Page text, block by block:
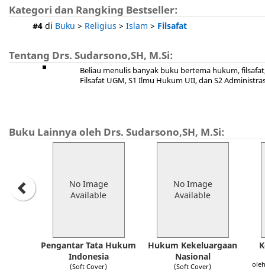
Kategori dan Rangking Bestseller:
#4 di Buku > Religius > Islam > Filsafat
Tentang Drs. Sudarsono,SH, M.Si:
Beliau menulis banyak buku bertema hukum,
Filsafat UGM, S1 Ilmu Hukum UII, dan S2
Buku Lainnya oleh Drs. Sudarsono,SH, M.Si:
No Image
Available
Pengantar Tata Hukum
Indonesia
(Soft Cover)
No Image
Available
Hukum Kekeluargaan
Nasional
(Soft Cover)